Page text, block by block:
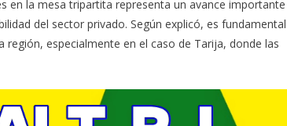
en la mesa tripartita representa un avance importante
del sector privado. Según explicó, es fundamental
especialmente en el caso de Tarija, donde las